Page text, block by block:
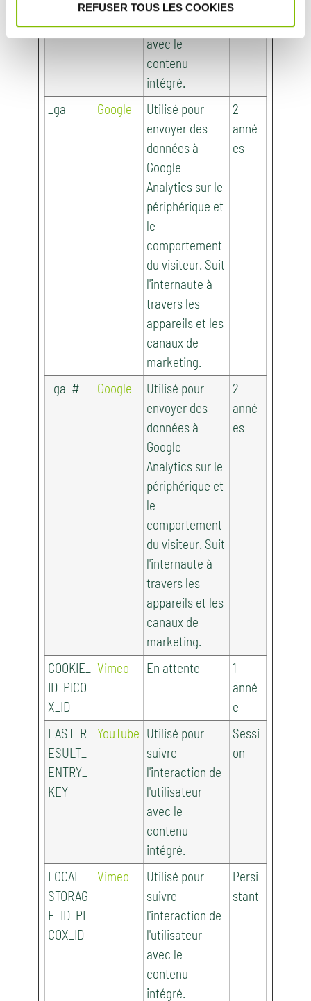
REFUSER TOUS LES COOKIES
l'interaction de
l'utilisateur
avec le
contenu
intégré.
_ga Google
Utilisé pour
envoyer des
données à
Google
Analytics sur le
périphérique et
le
comportement
du visiteur. Suit
l'internaute à
travers les
appareils et les
canaux de
marketing.
2
anné
es
_ga_# Google
Utilisé pour
envoyer des
données à
Google
Analytics sur le
périphérique et
le
comportement
du visiteur. Suit
l'internaute à
travers les
appareils et les
canaux de
marketing.
2
anné
es
COOKIE_
ID_PICO
X_ID
Vimeo En attente
1
anné
e
LAST_R
ESULT_
ENTRY_
KEY
YouTube Utilisé pour
suivre
l'interaction de
l'utilisateur
avec le
contenu
intégré.
Sessi
on
LOCAL_
STORAG
E_ID_PI
COX_ID
Vimeo
Utilisé pour
suivre
l'interaction de
l'utilisateur
avec le
contenu
intégré.
Persi
stant